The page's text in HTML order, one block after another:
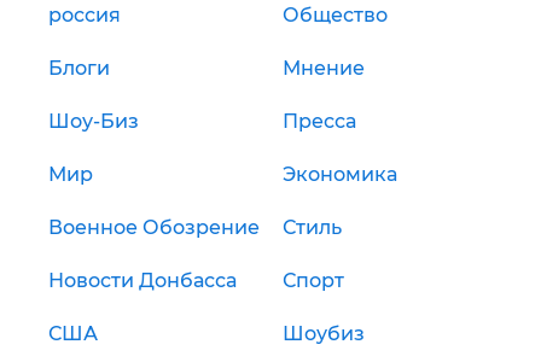
россия Общество
Блоги Мнение
Шоу-Биз Пресса
Мир Экономика
Военное Обозрение Стиль
Новости Донбасса Спорт
США Шоубиз